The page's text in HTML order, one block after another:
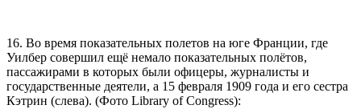
16. Во время показательных полетов на юге Франции, где
Уилбер совершил ещё немало показательных полётов,
пассажирами в которых были офицеры, журналисты и
государственные деятели, а 15 февраля 1909 года и его сестра
Кэтрин (слева). (Фото Library of Congress):